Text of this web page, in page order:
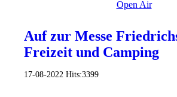
Auf zur Messe
Freizeit und Camping
17-08-2022 Hits:3399